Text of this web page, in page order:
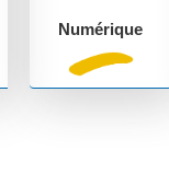
Numérique